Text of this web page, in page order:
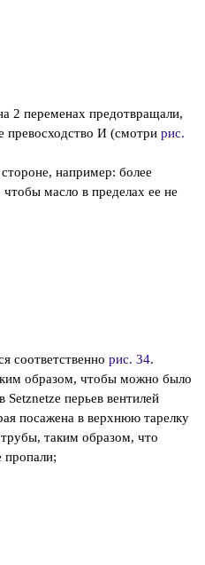
2 переменах предотвращали,
превосходство И (смотри рис.
например: более
масло в пределах ее не
соответственно рис. 34.
образом, чтобы можно было
перьев вентилей
посажена в верхнюю тарелку
таким образом, что
пропали;